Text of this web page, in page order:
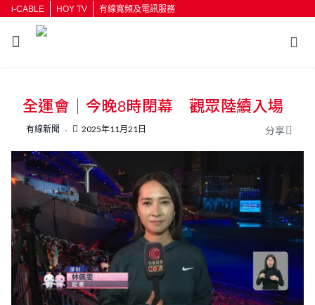
i-CABLE HOY TV 有線寬頻及電訊服務
按輸入鍵開始搜尋
全運會｜今晚8時閉幕 觀眾陸續入場
有線新聞 2025年11月21日 分享